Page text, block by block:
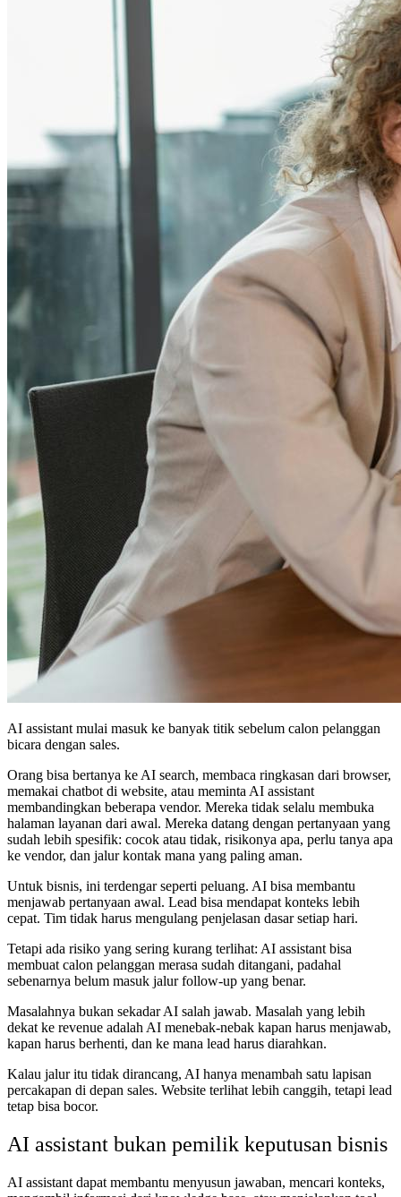
AI assistant mulai masuk ke banyak titik sebelum calon pelanggan
bicara dengan sales.
Orang bisa bertanya ke AI search, membaca ringkasan dari browser,
memakai chatbot di website, atau meminta AI assistant
membandingkan beberapa vendor. Mereka tidak selalu membuka
halaman layanan dari awal. Mereka datang dengan pertanyaan yang
sudah lebih spesifik: cocok atau tidak, risikonya apa, perlu tanya apa
ke vendor, dan jalur kontak mana yang paling aman.
Untuk bisnis, ini terdengar seperti peluang. AI bisa membantu
menjawab pertanyaan awal. Lead bisa mendapat konteks lebih
cepat. Tim tidak harus mengulang penjelasan dasar setiap hari.
Tetapi ada risiko yang sering kurang terlihat: AI assistant bisa
membuat calon pelanggan merasa sudah ditangani, padahal
sebenarnya belum masuk jalur follow-up yang benar.
Masalahnya bukan sekadar AI salah jawab. Masalah yang lebih
dekat ke revenue adalah AI menebak-nebak kapan harus menjawab,
kapan harus berhenti, dan ke mana lead harus diarahkan.
Kalau jalur itu tidak dirancang, AI hanya menambah satu lapisan
percakapan di depan sales. Website terlihat lebih canggih, tetapi lead
tetap bisa bocor.
AI assistant bukan pemilik keputusan bisnis
AI assistant dapat membantu menyusun jawaban, mencari konteks,